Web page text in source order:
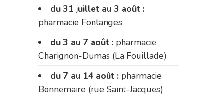
du 31 juillet au 3 août :
pharmacie Fontanges
du 3 au 7 août : pharmacie
Charignon-Dumas (La Fouillade)
du 7 au 14 août : pharmacie
Bonnemaire (rue Saint-Jacques)